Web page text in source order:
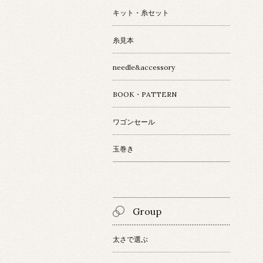
キット・糸セット
糸見本
needle&accessory
BOOK・PATTERN
ワゴンセール
玉巻き
Group
太さで選ぶ